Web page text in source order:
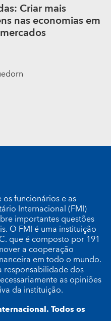
Criar mais
nas economias em
funcionários e as
Internacional (FMI)
importantes questões
O FMI é uma instituição
que é composto por 191
a cooperação
em todo o mundo.
responsabilidade dos
as opiniões
da instituição.
Todos os